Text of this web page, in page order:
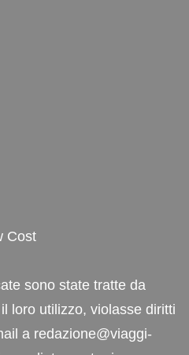
Cost
sono state tratte da
loro utilizzo, violasse diritti
a redazione@viaggi-